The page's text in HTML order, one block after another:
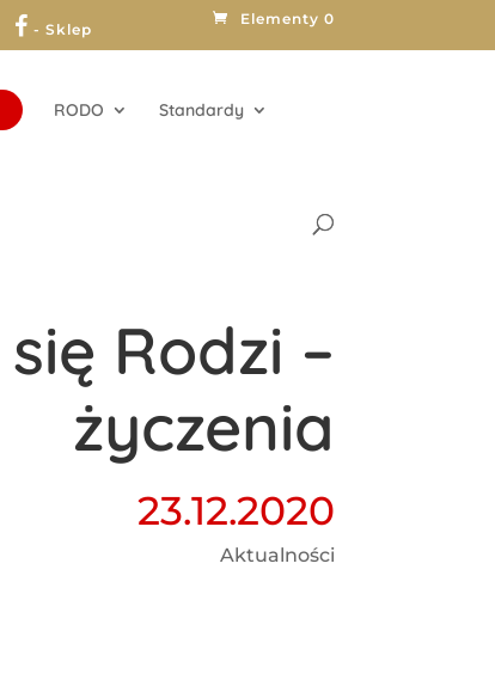
- Sklep
Elementy 0
RODO Standardy
Rodzi –
życzenia
23.12.2020
Aktualności